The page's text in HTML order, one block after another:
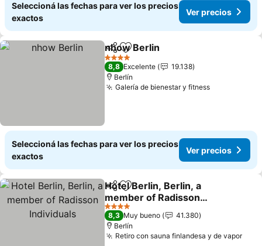
Seleccioná las fechas para ver los precios
exactos
Ver precios
CompartirAñadir a favoritos
nhow Berlin
4 Estrellas
8,8 Excelente
19.138
Berlín
Galería de bienestar y fitness
Seleccioná las fechas para ver los precios
exactos
Ver precios
CompartirAñadir a favoritos
Hotel Berlin, Berlin, a
member of Radisson
Individuals
4 Estrellas
8,3 Muy bueno
41.380
Berlín
Retiro con sauna finlandesa y de vapor